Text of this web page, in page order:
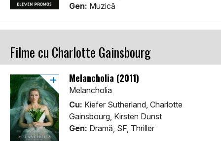
Gen: Muzică
Filme cu Charlotte Gainsbourg
Melancholia (2011)
Melancholia
Cu: Kiefer Sutherland, Charlotte
Gainsbourg, Kirsten Dunst
Gen: Dramă, SF, Thriller